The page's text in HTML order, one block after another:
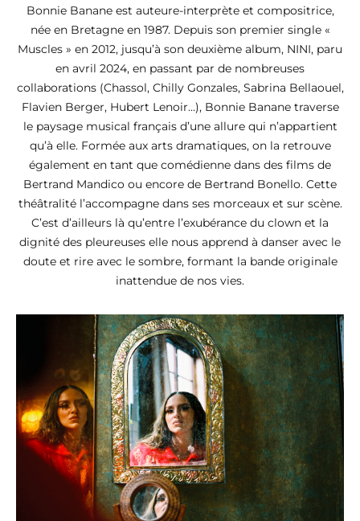
Bonnie Banane est auteure-interprète et compositrice,
née en Bretagne en 1987. Depuis son premier single «
Muscles » en 2012, jusqu’à son deuxième album, NINI, paru
en avril 2024, en passant par de nombreuses
collaborations (Chassol, Chilly Gonzales, Sabrina Bellaouel,
Flavien Berger, Hubert Lenoir…), Bonnie Banane traverse
le paysage musical français d’une allure qui n’appartient
qu’à elle. Formée aux arts dramatiques, on la retrouve
également en tant que comédienne dans des films de
Bertrand Mandico ou encore de Bertrand Bonello. Cette
théâtralité l’accompagne dans ses morceaux et sur scène.
C’est d’ailleurs là qu’entre l’exubérance du clown et la
dignité des pleureuses elle nous apprend à danser avec le
doute et rire avec le sombre, formant la bande originale
inattendue de nos vies.